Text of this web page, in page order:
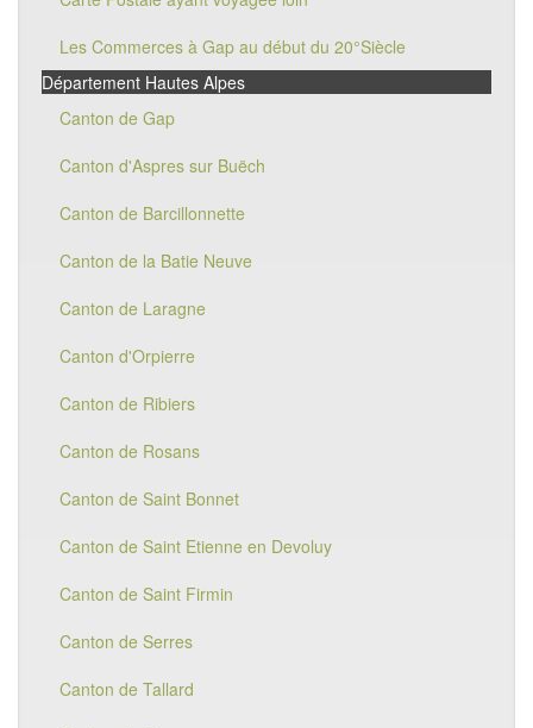
Les Commerces à Gap au début du 20°Siècle
Département Hautes Alpes
Canton de Gap
Canton d'Aspres sur Buëch
Canton de Barcillonnette
Canton de la Batie Neuve
Canton de Laragne
Canton d'Orpierre
Canton de Ribiers
Canton de Rosans
Canton de Saint Bonnet
Canton de Saint Etienne en Devoluy
Canton de Saint Firmin
Canton de Serres
Canton de Tallard